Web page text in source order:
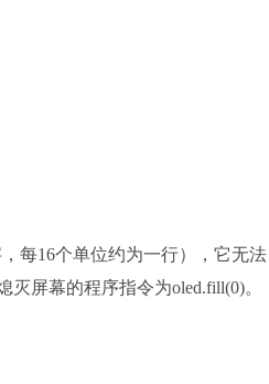
每16个单位约为一行），它无
屏幕的程序指令为oled.fill(0)。